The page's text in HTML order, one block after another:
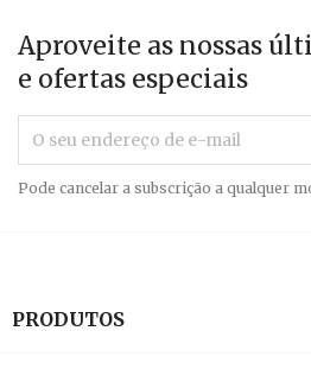
Aproveite as nossas
e ofertas especiais
Pode cancelar a subscrição a qualquer
PRODUTOS